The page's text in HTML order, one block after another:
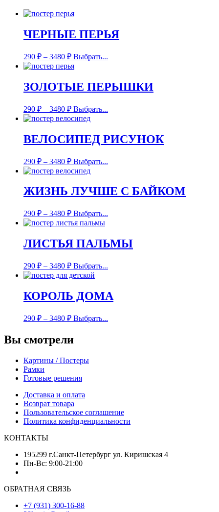
ЧЕРНЫЕ ПЕРЬЯ
290 ₽ – 3480 ₽ Выбрать...
ЗОЛОТЫЕ ПЕРЫШКИ
290 ₽ – 3480 ₽ Выбрать...
ВЕЛОСИПЕД РИСУНОК
290 ₽ – 3480 ₽ Выбрать...
ЖИЗНЬ ЛУЧШЕ С БАЙКОМ
290 ₽ – 3480 ₽ Выбрать...
ЛИСТЬЯ ПАЛЬМЫ
290 ₽ – 3480 ₽ Выбрать...
КОРОЛЬ ДОМА
290 ₽ – 3480 ₽ Выбрать...
Вы смотрели
Картины / Постеры
Рамки
Готовые решения
Доставка и оплата
Возврат товара
Пользовательское соглашение
Политика конфиденциальности
КОНТАКТЫ
195299 г.Санкт-Петербург ул. Киришская 4
Пн-Вс: 9:00-21:00
ОБРАТНАЯ СВЯЗЬ
+7 (931) 300-16-88